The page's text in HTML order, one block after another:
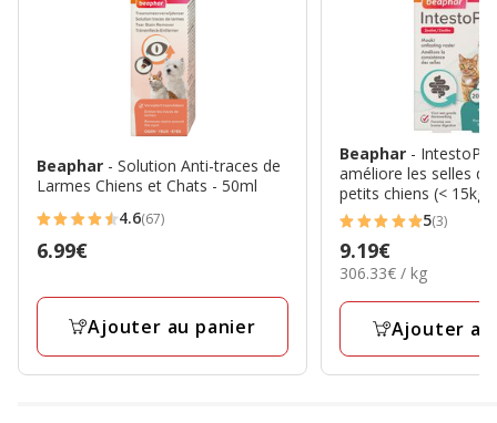
Beaphar - Solution Anti-traces de
Larmes Chiens et Chats - 50ml
4.6
étoiles
67
4.6(67)
Prix
6.99€
Ajouter au panier
Beaphar -
améliore les selles
petits chiens (< 15kg)
5
étoiles
avec
3
5(3)
Prix
9.19€
9.19€
306.33€
Kg
306.33€ / kg
Ajouter